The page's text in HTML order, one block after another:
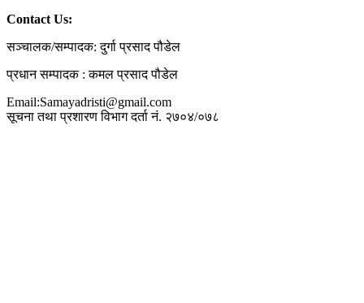
Contact Us:
सञ्चालक/सम्पादक: दुर्गा प्रसाद पौडेल
प्रधान सम्पादक : कमल प्रसाद पौडेल
Email:Samayadristi@gmail.com
सूचना तथा प्रशारण विभाग दर्ता नं. २७०४/०७८